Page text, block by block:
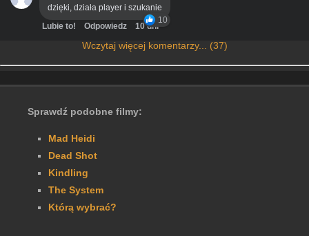
dzięki, działa player i szukanie
10
Lubie to! Odpowiedz 10 dni
Wczytaj więcej komentarzy... (37)
Sprawdź podobne filmy:
Mad Heidi
Dead Shot
Kindling
The System
Którą wybrać?